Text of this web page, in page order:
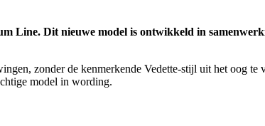
Line. Dit nieuwe model is ontwikkeld in
zonder de kenmerkende Vedette-stijl uit het oog
model in wording.